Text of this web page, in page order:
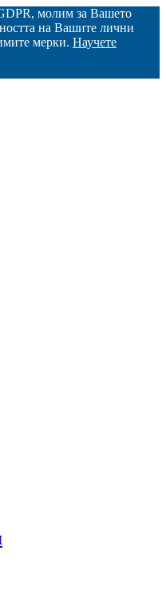
молим за Вашето
на Вашите лични
мерки. Научете